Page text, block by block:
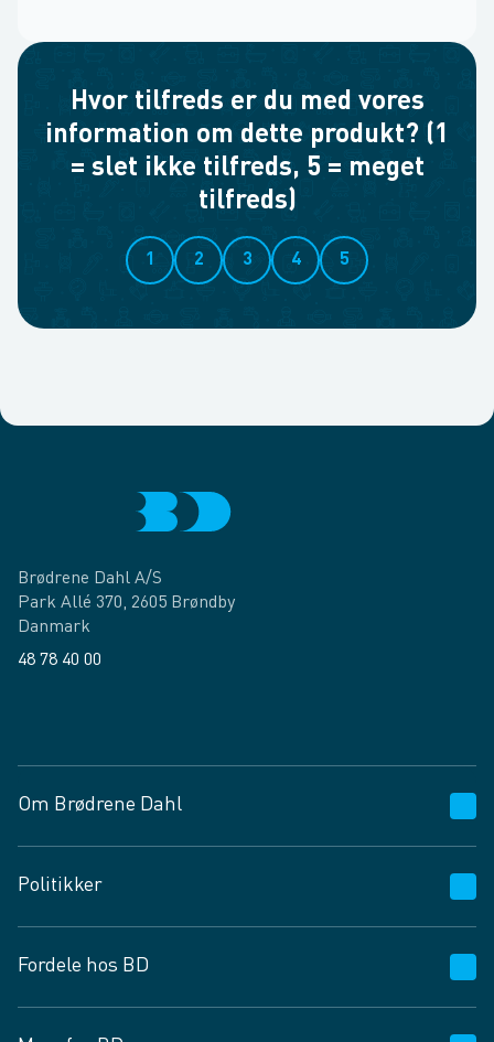
Hvor tilfreds er du med vores
information om dette produkt? (1
= slet ikke tilfreds, 5 = meget
tilfreds)
1 2 3 4 5
Brødrene Dahl A/S
Park Allé 370, 2605 Brøndby
Danmark
48 78 40 00
Om Brødrene Dahl
Vagttelefon 30 10 89 89
Spørgsmål og svar
Job og karriere
Fødevarekontrolrapport
Politikker
Privatlivspolitik
Cookies
Fordele hos BD